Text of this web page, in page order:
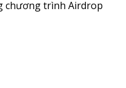
chương trình Airdrop